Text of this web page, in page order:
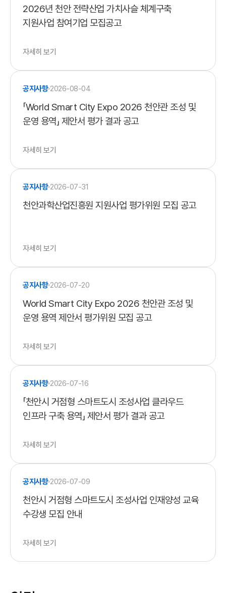
2026년 천안 전략산업 가치사슬 체계구축
지원사업 참여기업 모집공고
자세히 보기
공지사항 2026-08-04
「World Smart City Expo 2026 천안관 조성 및
운영 용역」 제안서 평가 결과 공고
자세히 보기
공지사항 2026-07-31
천안과학산업진흥원 지원사업 평가위원 모집 공고
자세히 보기
공지사항 2026-07-20
World Smart City Expo 2026 천안관 조성 및
운영 용역 제안서 평가위원 모집 공고
자세히 보기
공지사항 2026-07-16
「천안시 거점형 스마트도시 조성사업 클라우드
인프라 구축 용역」 제안서 평가 결과 공고
자세히 보기
공지사항 2026-07-09
천안시 거점형 스마트도시 조성사업 인재양성 교육
수강생 모집 안내
자세히 보기